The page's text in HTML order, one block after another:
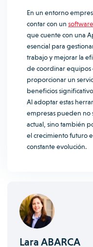
En un entorno
contar con un
que cuente con una
esencial para
trabajo y mejorar la
de coordinar equipos
proporcionar un
beneficios
Al adoptar estas
empresas pueden no
actual, sino también
el crecimiento futuro
constante evolución.
Lara ABARCA